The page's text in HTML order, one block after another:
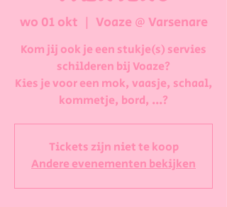
wo 01 okt
  |
Voaze @ Varsenare
Kom jij ook je een stukje(s) servies
schilderen bij Voaze?
Kies je voor een mok, vaasje, schaal,
kommetje, bord, ...?
Tickets zijn niet te koop
Andere evenementen bekijken